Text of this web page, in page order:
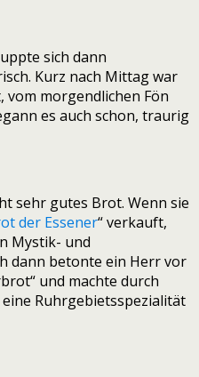
sich dann
Kurz nach Mittag war
vom morgendlichen Fön
es auch schon, traurig
sehr gutes Brot. Wenn sie
der Essener“ verkauft,
Mystik- und
dann betonte ein Herr vor
und machte durch
Ruhrgebietsspezialität